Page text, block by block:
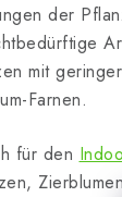
der
mit
Farnen.
für den